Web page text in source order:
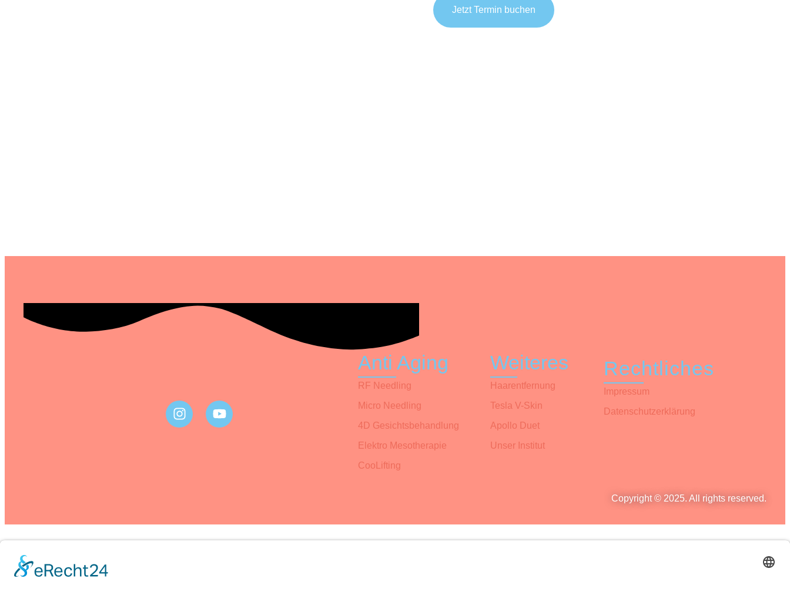
Jetzt Termin buchen
Anti Aging
RF Needling
Micro Needling
4D Gesichtsbehandlung
Elektro Mesotherapie
CooLifting
Weiteres
Haarentfernung
Tesla V-Skin
Apollo Duet
Unser Institut
Rechtliches
Impressum
Datenschutzerklärung
Copyright © 2025. All rights reserved.